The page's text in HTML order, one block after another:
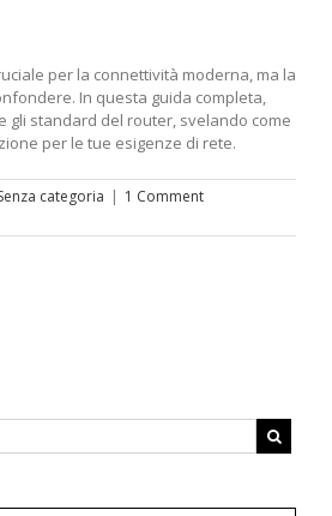
per la connettività moderna, ma la
In questa guida completa,
gli standard del router, svelando come
per le tue esigenze di rete.
categoria | 1 Comment